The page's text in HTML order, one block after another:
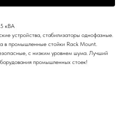
кВА
устройства, стабилизаторы однофазные.
в промышленные стойки Rack Mount.
с низким уровнем шума. Лучший
промышленных стоек!